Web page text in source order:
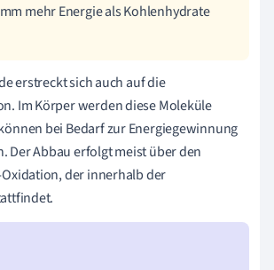
mehr Energie als Kohlenhydrate
erstreckt sich auch auf die
Im Körper werden diese Moleküle
bei Bedarf zur Energiegewinnung
Der Abbau erfolgt meist über den
Oxidation, der innerhalb der